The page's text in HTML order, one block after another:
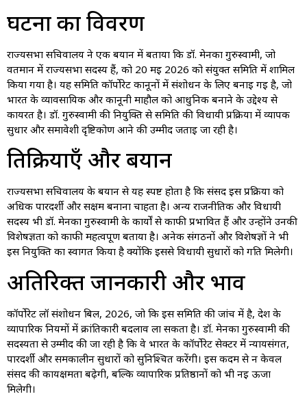
घटना का विवरण
राज्यसभा सचिवालय ने एक बयान में बताया कि डॉ. मेनका गुरुस्वामी, जो
वर्तमान में राज्यसभा सदस्य हैं, को 20 मई 2026 को संयुक्त समिति में शामिल
किया गया है। यह समिति कॉर्पोरेट कानूनों में संशोधन के लिए बनाई गई है, जो
भारत के व्यावसायिक और कानूनी माहौल को आधुनिक बनाने के उद्देश्य से
कार्यरत है। डॉ. गुरुस्वामी की नियुक्ति से समिति की विधायी प्रक्रिया में व्यापक
सुधार और समावेशी दृष्टिकोण आने की उम्मीद जताई जा रही है।
प्रतिक्रियाएँ और बयान
राज्यसभा सचिवालय के बयान से यह स्पष्ट होता है कि संसद इस प्रक्रिया को
अधिक पारदर्शी और सक्षम बनाना चाहता है। अन्य राजनीतिक और विधायी
सदस्य भी डॉ. मेनका गुरुस्वामी के कार्यों से काफी प्रभावित हैं और उन्होंने उनकी
विशेषज्ञता को काफी महत्वपूर्ण बताया है। अनेक संगठनों और विशेषज्ञों ने भी
इस नियुक्ति का स्वागत किया है क्योंकि इससे विधायी सुधारों को गति मिलेगी।
अतिरिक्त जानकारी और प्रभाव
कॉर्पोरेट लॉ संशोधन बिल, 2026, जो कि इस समिति की जांच में है, देश के
व्यापारिक नियमों में क्रांतिकारी बदलाव ला सकता है। डॉ. मेनका गुरुस्वामी की
सदस्यता से उम्मीद की जा रही है कि वे भारत के कॉर्पोरेट सेक्टर में न्यायसंगत,
पारदर्शी और समकालीन सुधारों को सुनिश्चित करेंगी। इस कदम से न केवल
संसद की कार्यक्षमता बढ़ेगी, बल्कि व्यापारिक प्रतिष्ठानों को भी नई ऊर्जा
मिलेगी।